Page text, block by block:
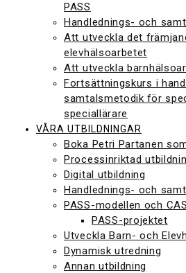
PASS
Handlednings- och
Att utveckla det
elevhälsoarbetet
Att utveckla
Fortsättningskurs i
samtalsmetodik för
speciallärare
VÅRA UTBILDNINGAR
Boka Petri Partanen
Processinriktad
Digital utbildning
Handlednings- och
PASS-modellen och
PASS-projektet
Utveckla Barn- och
Dynamisk utredning
Annan utbildning